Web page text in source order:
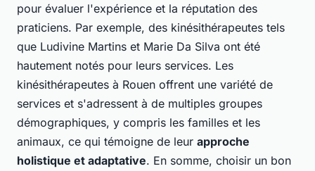
pour évaluer l'expérience et la réputation des
praticiens. Par exemple, des kinésithérapeutes tels
que Ludivine Martins et Marie Da Silva ont été
hautement notés pour leurs services. Les
kinésithérapeutes à Rouen offrent une variété de
services et s'adressent à de multiples groupes
démographiques, y compris les familles et les
animaux, ce qui témoigne de leur approche
holistique et adaptative. En somme, choisir un bon